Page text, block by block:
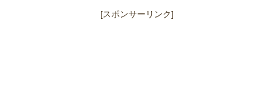
[スポンサーリンク]